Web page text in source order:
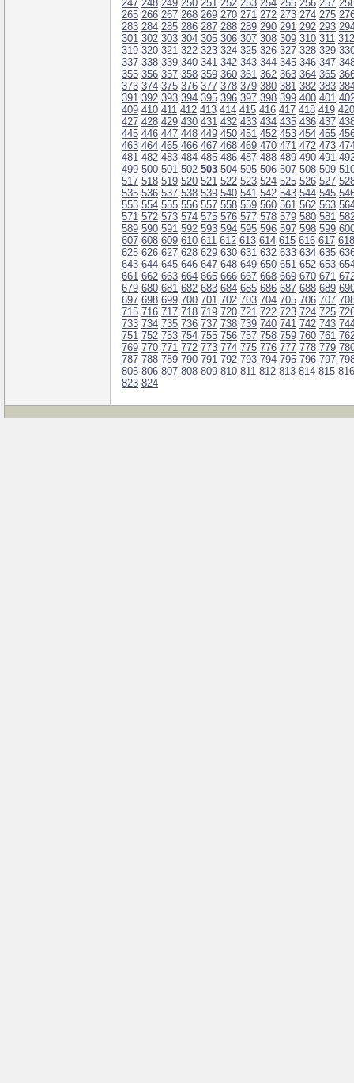
247 248 249 250 251 252 253 254 255 256 257
265 266 267 268 269 270 271 272 273 274 275
283 284 285 286 287 288 289 290 291 292 293
301 302 303 304 305 306 307 308 309 310 311 312
319 320 321 322 323 324 325 326 327 328 329
337 338 339 340 341 342 343 344 345 346 347
355 356 357 358 359 360 361 362 363 364 365
373 374 375 376 377 378 379 380 381 382 383
391 392 393 394 395 396 397 398 399 400 401
409 410 411 412 413 414 415 416 417 418 419 420
427 428 429 430 431 432 433 434 435 436 437
445 446 447 448 449 450 451 452 453 454 455
463 464 465 466 467 468 469 470 471 472 473
481 482 483 484 485 486 487 488 489 490 491
499 500 501 502 503 504 505 506 507 508 509
517 518 519 520 521 522 523 524 525 526 527
535 536 537 538 539 540 541 542 543 544 545
553 554 555 556 557 558 559 560 561 562 563
571 572 573 574 575 576 577 578 579 580 581
589 590 591 592 593 594 595 596 597 598 599
607 608 609 610 611 612 613 614 615 616 617 618
625 626 627 628 629 630 631 632 633 634 635
643 644 645 646 647 648 649 650 651 652 653
661 662 663 664 665 666 667 668 669 670 671
679 680 681 682 683 684 685 686 687 688 689
697 698 699 700 701 702 703 704 705 706 707
715 716 717 718 719 720 721 722 723 724 725
733 734 735 736 737 738 739 740 741 742 743
751 752 753 754 755 756 757 758 759 760 761
769 770 771 772 773 774 775 776 777 778 779
787 788 789 790 791 792 793 794 795 796 797
805 806 807 808 809 810 811 812 813 814 815 816
823 824